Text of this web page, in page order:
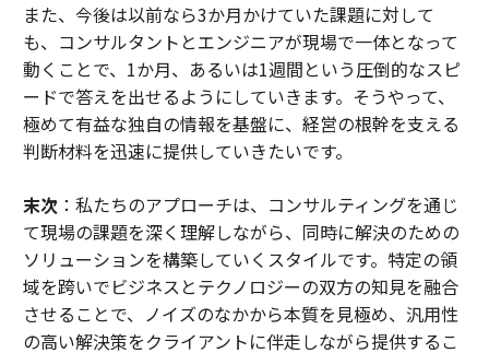
また、今後は以前なら3か月かけていた課題に対して
も、コンサルタントとエンジニアが現場で一体となって
動くことで、1か月、あるいは1週間という圧倒的なスピ
ードで答えを出せるようにしていきます。そうやって、
極めて有益な独自の情報を基盤に、経営の根幹を支える
判断材料を迅速に提供していきたいです。
末次：私たちのアプローチは、コンサルティングを通じ
て現場の課題を深く理解しながら、同時に解決のための
ソリューションを構築していくスタイルです。特定の領
域を跨いでビジネスとテクノロジーの双方の知見を融合
させることで、ノイズのなかから本質を見極め、汎用性
の高い解決策をクライアントに伴走しながら提供するこ